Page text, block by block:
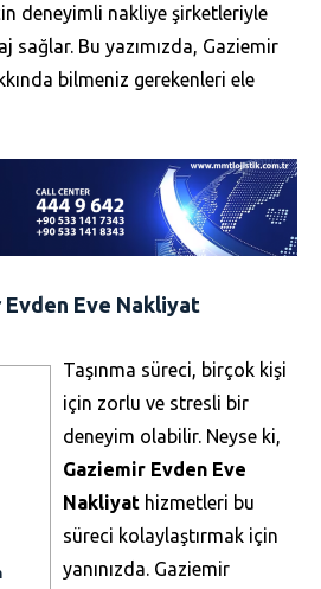
deneyimli nakliye şirketleriyle
sağlar. Bu yazımızda, Gaziemir
bilmeniz gerekenleri ele
Evden Eve Nakliyat
Taşınma süreci, birçok kişi
için zorlu ve stresli bir
deneyim olabilir. Neyse ki,
Gaziemir Evden Eve
Nakliyat hizmetleri bu
süreci kolaylaştırmak için
yanınızda. Gaziemir